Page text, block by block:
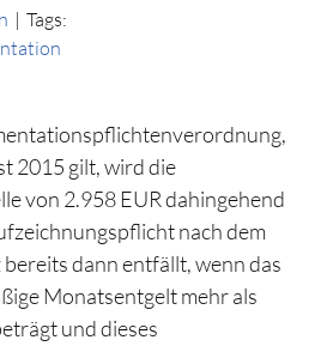
| Tags:
2015 gilt, wird die
von 2.958 EUR dahingehend
nach dem
dann entfällt, wenn das
Monatsentgelt mehr als
und dieses